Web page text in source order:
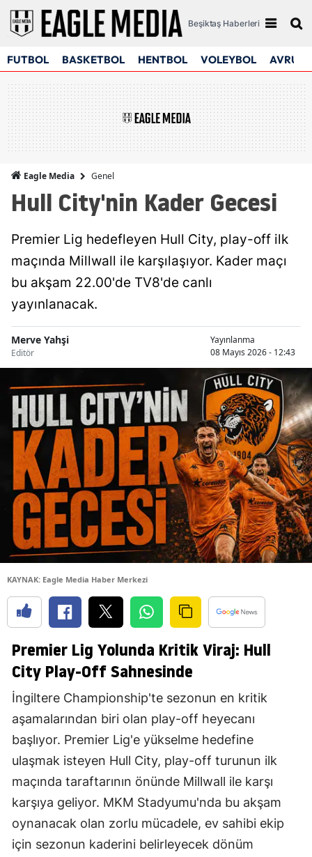
Beşiktaş Haberleri
FUTBOL BASKETBOL HENTBOL VOLEYBOL
Eagle Media Genel
Hull City'nin Kader Gecesi
Premier Lig hedefleyen Hull City, play-off ilk
maçında Millwall ile karşılaşıyor. Kader maçı
bu akşam 22.00'de TV8'de canlı
yayınlanacak.
Merve Yahşi
Editör
Yayınlanma
08 Mayıs 2026 - 12:43
KAYNAK: Eagle Media Haber Merkezi
Premier Lig Yolunda Kritik Viraj: Hull
City Play-Off Sahnesinde
İngiltere Championship'te sezonun en kritik
aşamalarından biri olan play-off heyecanı
başlıyor. Premier Lig'e yükselme hedefine
ulaşmak isteyen Hull City, play-off turunun ilk
maçında taraftarının önünde Millwall ile karşı
karşıya geliyor. MKM Stadyumu'nda bu akşam
oynanacak olan zorlu mücadele, ev sahibi ekip
için sezonun kaderini belirleyecek dönüm